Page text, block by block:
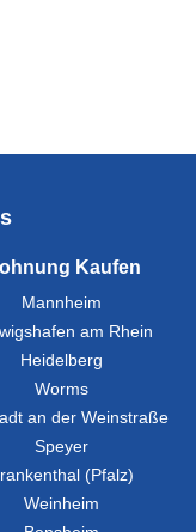
Kaufen
Mannheim
am Rhein
Heidelberg
Worms
an der Weinstraße
Speyer
(Pfalz)
Weinheim